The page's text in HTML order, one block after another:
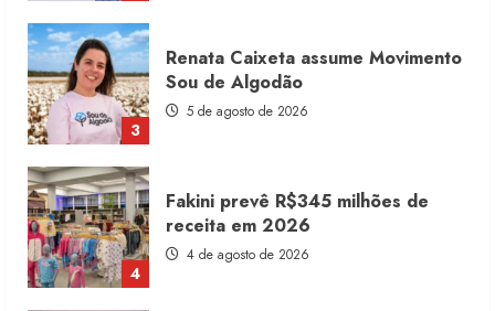
4
Fakini prevê R$345 milhões de
receita em 2026
4 de agosto de 2026
5
Projeto testa passaporte digital na
moda nacional
4 de agosto de 2026